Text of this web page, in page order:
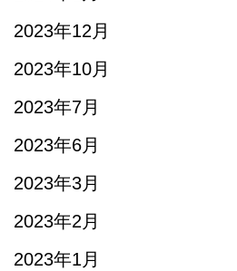
2023年12月
2023年10月
2023年7月
2023年6月
2023年3月
2023年2月
2023年1月